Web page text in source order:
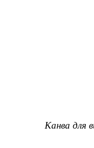
канва